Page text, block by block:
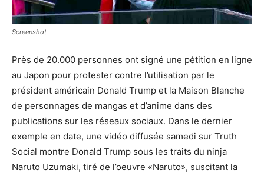
Screenshot
Près de 20.000 personnes ont signé une pétition en ligne
au Japon pour protester contre l’utilisation par le
président américain Donald Trump et la Maison Blanche
de personnages de mangas et d’anime dans des
publications sur les réseaux sociaux. Dans le dernier
exemple en date, une vidéo diffusée samedi sur Truth
Social montre Donald Trump sous les traits du ninja
Naruto Uzumaki, tiré de l’oeuvre «Naruto», suscitant la